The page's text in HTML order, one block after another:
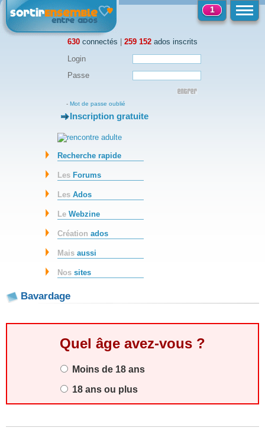
630 connectés | 259 152 ados inscrits
1
Login
Passe
- Mot de passe oublié
-Inscription gratuite
Recherche rapide
Les Forums
LesAdos
LeWebzine
Créationados
Maisaussi
Nossites
Bavardage
Quel âge avez-vous ?
Moins de 18 ans
18 ans ou plus